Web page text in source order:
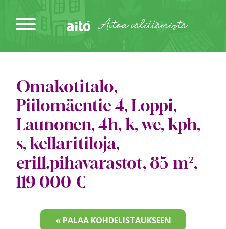
sisältöön
Aitoa välittämistä
Omakotitalo,
Piilomäentie 4, Loppi,
Launonen, 4h, k, wc, kph,
s, kellaritiloja,
erill.pihavarastot, 85 m²,
119 000 €
« PALAA KOHDELISTAUKSEEN